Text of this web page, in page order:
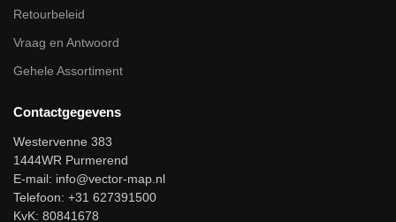
Retourbeleid
Vraag en Antwoord
Gehele Assortiment
Contactgegevens
Westervenne 383
1444WR Purmerend
E-mail: info@vector-map.nl
Telefoon: +31 627391500
KvK: 80841678